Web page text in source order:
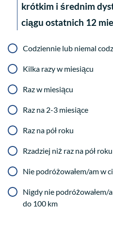
krótkim i średnim
ciągu ostatnich 12
Codziennie lub niemal
Kilka razy w miesiącu
Raz w miesiącu
Raz na 2-3 miesiące
Raz na pół roku
Rzadziej niż raz na pół roku
Nie podróżowałem/am w
Nigdy nie podróżowałem/
do 100 km